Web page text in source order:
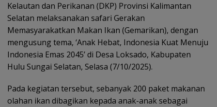
Kelautan dan Perikanan (DKP) Provinsi Kalimantan
Selatan melaksanakan safari Gerakan
Memasyarakatkan Makan Ikan (Gemarikan), dengan
mengusung tema, ‘Anak Hebat, Indonesia Kuat Menuju
Indonesia Emas 2045’ di Desa Loksado, Kabupaten
Hulu Sungai Selatan, Selasa (7/10/2025).
Pada kegiatan tersebut, sebanyak 200 paket makanan
olahan ikan dibagikan kepada anak-anak sebagai